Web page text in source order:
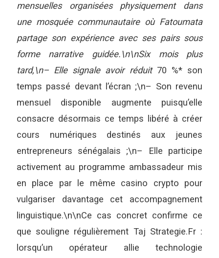
mensuelles organisées physiquement dans
une mosquée communautaire où Fatoumata
partage son expérience avec ses pairs sous
forme narrative guidée.\n\nSix mois plus
tard,\n– Elle signale avoir réduit 70 %* son
temps passé devant l’écran ;\n– Son revenu
mensuel disponible augmente puisqu’elle
consacre désormais ce temps libéré à créer
cours numériques destinés aux jeunes
entrepreneurs sénégalais ;\n– Elle participe
activement au programme ambassadeur mis
en place par le même casino crypto pour
vulgariser davantage cet accompagnement
linguistique.\n\nCe cas concret confirme ce
que souligne régulièrement Taj Strategie.Fr :
lorsqu’un opérateur allie technologie